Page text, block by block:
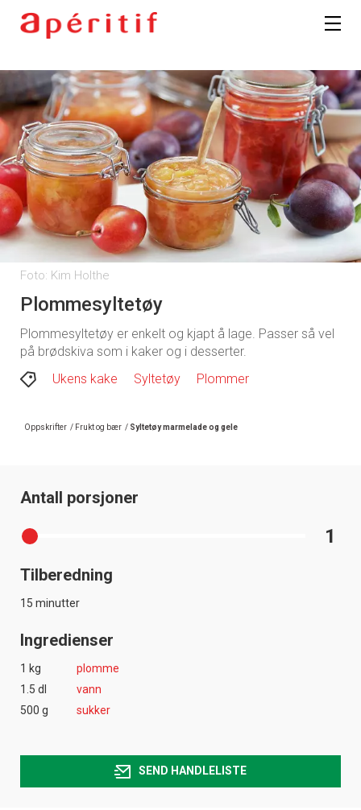
Foto: Kim Holthe
Plommesyltetøy
Plommesyltetøy er enkelt og kjapt å lage. Passer så vel
på brødskiva som i kaker og i desserter.
Ukens kake
Syltetøy Plommer
Oppskrifter / Frukt og bær / Syltetøy marmelade og gele
Antall porsjoner
1
Tilberedning
15 minutter
Ingredienser
1 kg
plomme
1.5 dl
vann
500 g
sukker
SEND HANDLELISTE